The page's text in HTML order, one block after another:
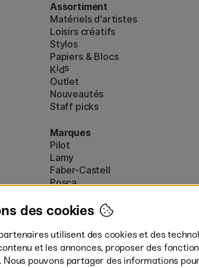
Assortiment
Matériels d'artistes
Loisirs créatifs
Stylos
Papiers & Blocs
Kids
Outlet
Nouveautés
Staff picks
Marques
Pilot
Lamy
Faber-Castell
Posca
Afficher toutes (160)
des cookies
utilisent des cookies et des
et les annonces, proposer des
pouvons partager des informations